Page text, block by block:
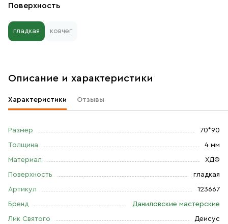
Поверхность
гладкая ковчег
Описание и характеристики
Характеристики Отзывы
Размер 70*90
Толщина 4 мм
Материал ХДФ
Поверхность гладкая
Артикул 123667
Бренд Даниловские мастерские
Лик Святого Деисус